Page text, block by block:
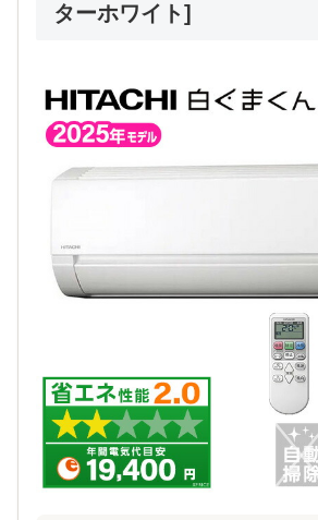
ターホワイト]